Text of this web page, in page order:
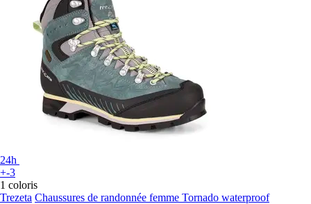
24h
+-3
1 coloris
Trezeta Chaussures de randonnée femme Tornado waterproof